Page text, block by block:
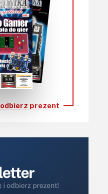
odbierz prezent